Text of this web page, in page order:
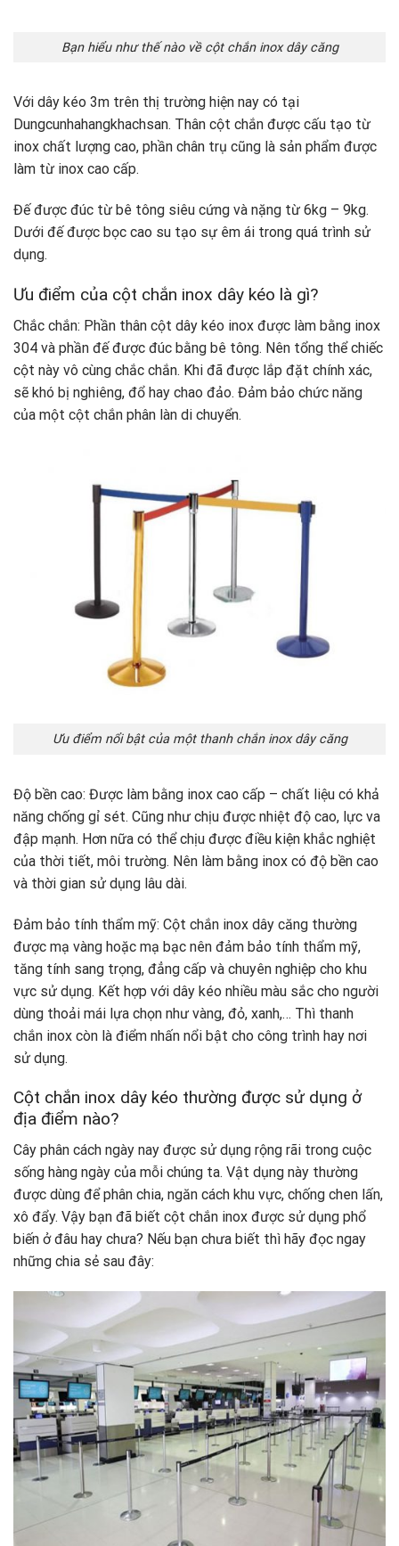
Bạn hiểu như thế nào về cột chắn inox dây căng
Với dây kéo 3m trên thị trường hiện nay có tại
Dungcunhahangkhachsan. Thân cột chắn được cấu tạo từ
inox chất lượng cao, phần chân trụ cũng là sản phẩm được
làm từ inox cao cấp.
Đế được đúc từ bê tông siêu cứng và nặng từ 6kg – 9kg.
Dưới đế được bọc cao su tạo sự êm ái trong quá trình sử
dụng.
Ưu điểm của cột chắn inox dây kéo là gì?
Chắc chắn: Phần thân cột dây kéo inox được làm bằng inox
304 và phần đế được đúc bằng bê tông. Nên tổng thể chiếc
cột này vô cùng chắc chắn. Khi đã được lắp đặt chính xác,
sẽ khó bị nghiêng, đổ hay chao đảo. Đảm bảo chức năng
của một cột chắn phân làn di chuyển.
Ưu điểm nổi bật của một thanh chắn inox dây căng
Độ bền cao: Được làm bằng inox cao cấp – chất liệu có khả
năng chống gỉ sét. Cũng như chịu được nhiệt độ cao, lực va
đập mạnh. Hơn nữa có thể chịu được điều kiện khắc nghiệt
của thời tiết, môi trường. Nên làm bằng inox có độ bền cao
và thời gian sử dụng lâu dài.
Đảm bảo tính thẩm mỹ: Cột chắn inox dây căng thường
được mạ vàng hoặc mạ bạc nên đảm bảo tính thẩm mỹ,
tăng tính sang trọng, đẳng cấp và chuyên nghiệp cho khu
vực sử dụng. Kết hợp với dây kéo nhiều màu sắc cho người
dùng thoải mái lựa chọn như vàng, đỏ, xanh,… Thì thanh
chắn inox còn là điểm nhấn nổi bật cho công trình hay nơi
sử dụng.
Cột chắn inox dây kéo thường được sử dụng ở
địa điểm nào?
Cây phân cách ngày nay được sử dụng rộng rãi trong cuộc
sống hàng ngày của mỗi chúng ta. Vật dụng này thường
được dùng để phân chia, ngăn cách khu vực, chống chen lấn,
xô đẩy. Vậy bạn đã biết cột chắn inox được sử dụng phổ
biến ở đâu hay chưa? Nếu bạn chưa biết thì hãy đọc ngay
những chia sẻ sau đây: